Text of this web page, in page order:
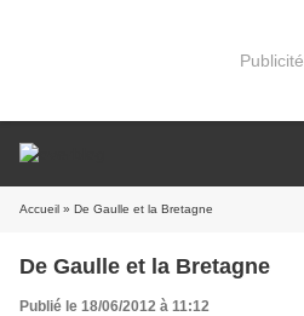
Publicité
Accueil » De Gaulle et la Bretagne
De Gaulle et la Bretagne
Publié le 18/06/2012 à 11:12